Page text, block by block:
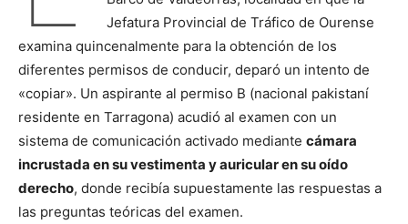
Jefatura Provincial de Tráfico de Ourense
examina quincenalmente para la obtención de los
diferentes permisos de conducir, deparó un intento de
«copiar». Un aspirante al permiso B (nacional pakistaní
residente en Tarragona) acudió al examen con un
sistema de comunicación activado mediante cámara
incrustada en su vestimenta y auricular en su oído
derecho, donde recibía supuestamente las respuestas a
las preguntas teóricas del examen.